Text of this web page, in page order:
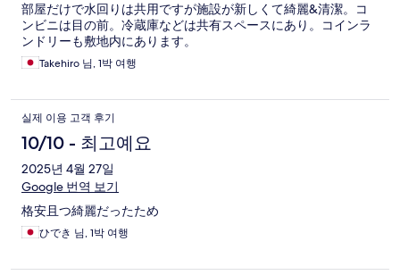
部屋だけで水回りは共用ですが施設が新しくて綺麗&清潔。コ
ンビニは目の前。冷蔵庫などは共有スペースにあり。コインラ
ンドリーも敷地内にあります。
Takehiro 님, 1박 여행
실제 이용 고객 후기
10/10 - 최고예요
2025년 4월 27일
Google 번역 보기
格安且つ綺麗だったため
ひでき 님, 1박 여행